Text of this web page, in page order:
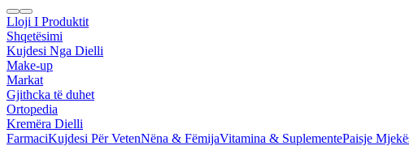
Lloji I Produktit
Shqetësimi
Kujdesi Nga Dielli
Make-up
Markat
Gjithcka të duhet
Ortopedia
Kremëra Dielli
FarmaciKujdesi Për VetenNëna & FëmijaVitamina & SuplementePaisje